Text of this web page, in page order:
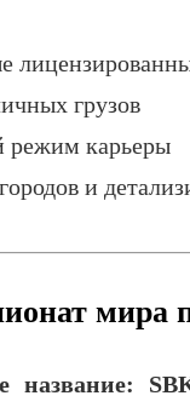
грузов
режим карьеры
и
мира
название: